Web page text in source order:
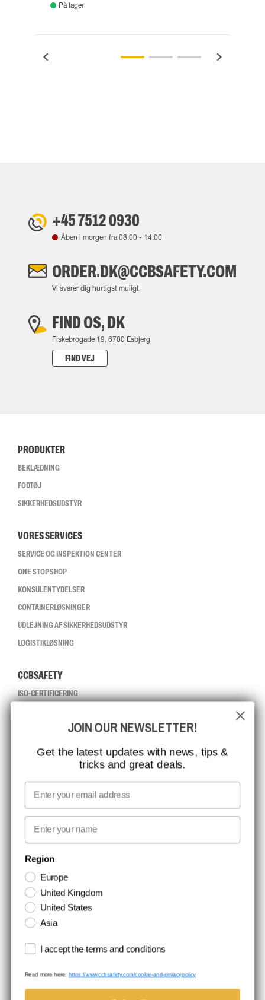
På lager
+45 7512 0930
Åben i morgen fra08:00 - 14:00
ORDER.DK@CCBSAFETY.COM
Vi svarer dig hurtigst muligt
FIND OS, DK
Fiskebrogade 19, 6700 Esbjerg
FIND VEJ
PRODUKTER
BEKLÆDNING
FODTØJ
SIKKERHEDSUDSTYR
VORES SERVICES
SERVICE OG INSPEKTION CENTER
ONE STOP SHOP
KONSULENTYDELSER
CONTAINERLØSNINGER
UDLEJNING AF SIKKERHEDSUDSTYR
LOGISTIKLØSNING
CCBSAFETY
ISO-CERTIFICERING
MISSION, VISION OG VÆRDIER
KONTAKT
JOB HOS CCBSAFETY
MEDIA
VI TAGER ANSVAR
NYHEDSBREV TILMELDING
Hold dig opdateret med gode tilbud og produktnyheder. Din e-mail
opbevares sikkert og du kan til enhver tid
Handelsbetingelser
Cookie- og privatlivspolitik
JOIN OUR NEWSLETTER!
Get the latest updates with news, tips &
tricks and great deals.
Email
First name
Region
Europe
United Kingdom
United States
Asia
Terms and conditions
I accept the terms and conditions
Read more here:https://www.ccbsafety.com/cookie-and-privacypolicy